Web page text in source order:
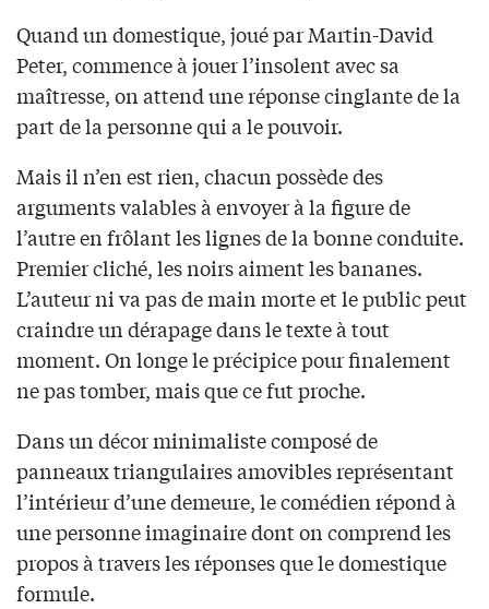
Quand un domestique, joué par Martin-David
Peter, commence à jouer l’insolent avec sa
maîtresse, on attend une réponse cinglante de la
part de la personne qui a le pouvoir.
Mais il n’en est rien, chacun possède des
arguments valables à envoyer à la figure de
l’autre en frôlant les lignes de la bonne conduite.
Premier cliché, les noirs aiment les bananes.
L’auteur ni va pas de main morte et le public peut
craindre un dérapage dans le texte à tout
moment. On longe le précipice pour finalement
ne pas tomber, mais que ce fut proche.
Dans un décor minimaliste composé de
panneaux triangulaires amovibles représentant
l’intérieur d’une demeure, le comédien répond à
une personne imaginaire dont on comprend les
propos à travers les réponses que le domestique
formule.